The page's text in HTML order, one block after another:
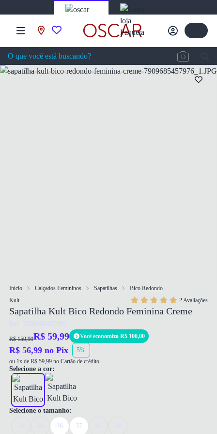
Início Calçados Femininos Sapatilhas
Bico Redondo
Kult
2 Avaliações
Sapatilha Kult Bico Redondo Feminina Creme
Ref: 7909685457990
R$ 159,99R$ 59,99 Você economiza R$ 100,00
R$ 56,99 no Pix 5%
ou 1x de R$ 59,99 no Cartão de crédito
Selecione a cor:
Selecione o tamanho:
36 37